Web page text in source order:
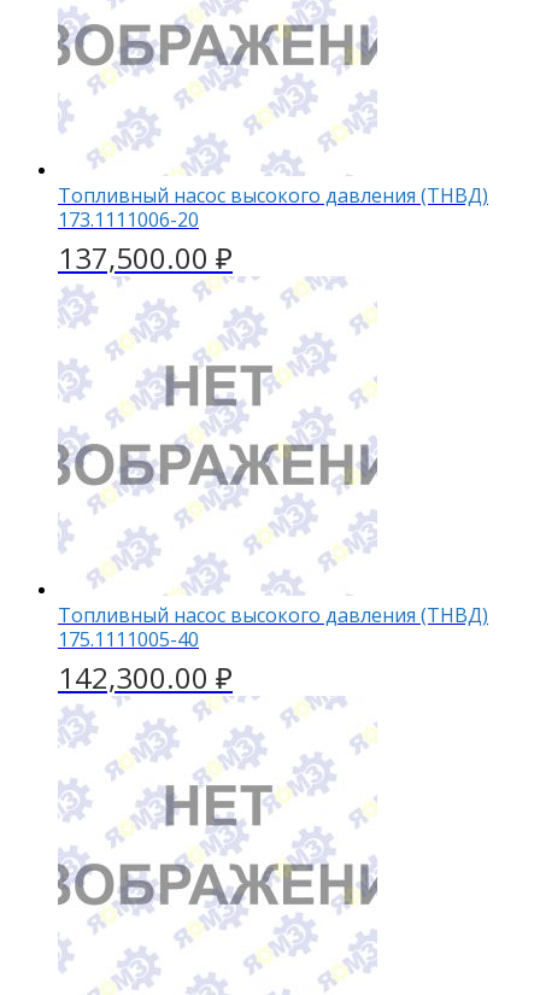
Топливный насос высокого давления (ТНВД)
173.1111006-20
137,500.00 ₽
Топливный насос высокого давления (ТНВД)
175.1111005-40
142,300.00 ₽